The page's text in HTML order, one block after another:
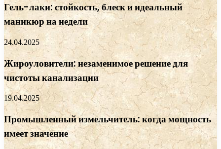
Гель-лаки: стойкость, блеск и идеальный
маникюр на недели
24.04.2025
Жироуловители: незаменимое решение для
чистоты канализации
19.04.2025
Промышленный измельчитель: когда мощность
имеет значение